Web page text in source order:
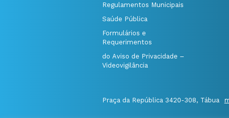
Regulamentos Municipais
Saúde Pública
Formulários e
Requerimentos
do Aviso de Privacidade –
Videovigilância
Praça da República 3420-308, Tábua